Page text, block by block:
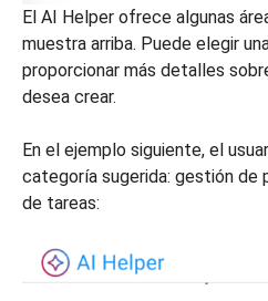
El AI Helper ofrece algunas
muestra arriba. Puede elegir
proporcionar más detalles
desea crear.
En el ejemplo siguiente, el
categoría sugerida: gestión de
de tareas: